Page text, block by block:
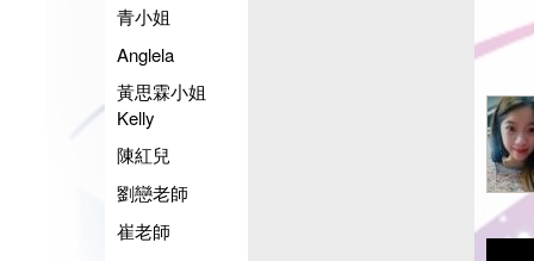
青小姐
Anglela
黃思霖小姐
Kelly
陳紅兒
劉戀老師
崔老師